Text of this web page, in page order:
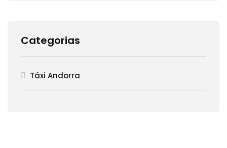
Categorias
Táxi Andorra